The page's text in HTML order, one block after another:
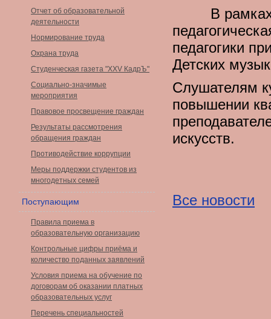
Отчет об образовательной
деятельности
Нормирование труда
Охрана труда
Студенческая газета "XXV КадрЪ"
Социально-значимые
мероприятия
Правовое просвещение граждан
Результаты рассмотрения
обращения граждан
Противодействие коррупции
Меры поддержки студентов из
многодетных семей
Поступающим
Правила приема в
образовательную организацию
Контрольные цифры приёма и
количество поданных заявлений
Условия приема на обучение по
договорам об оказании платных
образовательных услуг
Перечень специальностей
В рамках
педагогики
Детских
Слушателям
повышении
искусств.
Все новости